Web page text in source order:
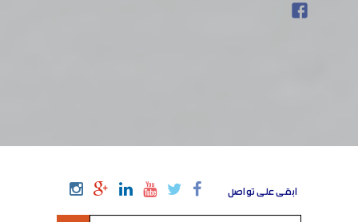
ابقى على تواصل